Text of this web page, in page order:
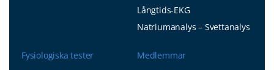
Långtids-EKG
Natriumanalys – Svettanalys
Fysiologiska tester
Medlemmar